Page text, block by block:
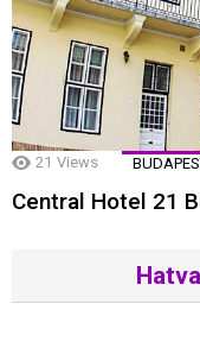
21 Views
Central Hotel 21